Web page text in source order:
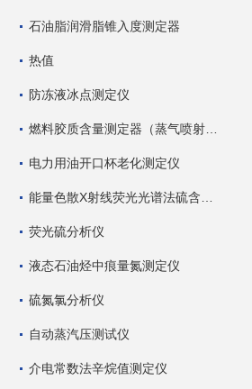
石油脂润滑脂锥入度测定器
热值
防冻液冰点测定仪
电力用油开口杯老化测定仪
荧光硫分析仪
液态石油烃中痕量氮测定仪
硫氮氯分析仪
自动蒸汽压测试仪
介电常数法辛烷值测定仪